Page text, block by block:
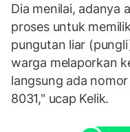
Dia menilai, adanya
proses untuk
pungutan liar
warga melaporkan
langsung ada
8031," ucap Kelik.